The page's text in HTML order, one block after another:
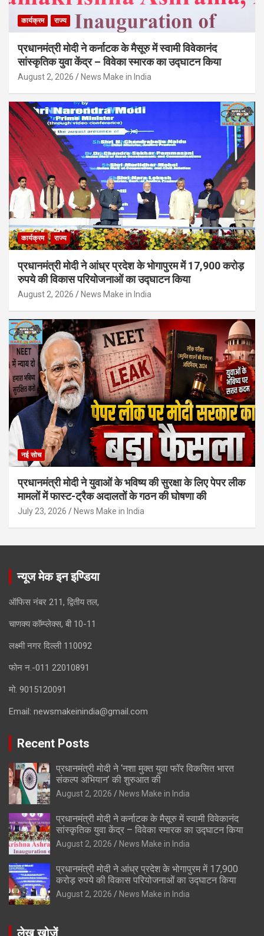
कार्यक्रम राज्य
प्रधानमंत्री मोदी ने कर्नाटक के मैसूरु में स्वामी विवेकानंद
सांस्कृतिक युवा केंद्र – विवेका स्मारक का उद्घाटन किया
August 2, 2026 News Make in India
कार्यक्रम राज्य
प्रधानमंत्री मोदी ने आंध्र प्रदेश के भोगापुरम में 17,900 करोड़
रुपये की विकास परियोजनाओं का उद्घाटन किया
August 2, 2026 News Make in India
नई सोच
प्रधानमंत्री मोदी ने युवाओं के भविष्य की सुरक्षा के लिए पेपर लीक
मामलों में फास्ट-ट्रैक अदालतों के गठन की घोषणा की
July 23, 2026 News Make in India
न्यूज मेक इन इण्डिया
ऑफिस नंबर 211, द्वितीय तल,
चाणक्य कॉम्प्लेक्स, बी 10-11
लक्ष्मी नगर दिल्ली 110092
फोन न.-011 22010891
मो. 9015120091
Email: newsmakeinindia@gmail.com
Recent Posts
प्रधानमंत्री मोदी ने ‘नशा मुक्त युवा फॉर विकसित भारत
संकल्प अभियान’ की शुरुआत की
August 2, 2026 News Make in India
प्रधानमंत्री मोदी ने कर्नाटक के मैसूरु में स्वामी विवेकानंद
सांस्कृतिक युवा केंद्र – विवेका स्मारक का उद्घाटन किया
August 2, 2026 News Make in India
प्रधानमंत्री मोदी ने आंध्र प्रदेश के भोगापुरम में 17,900
करोड़ रुपये की विकास परियोजनाओं का उद्घाटन किया
August 2, 2026 News Make in India